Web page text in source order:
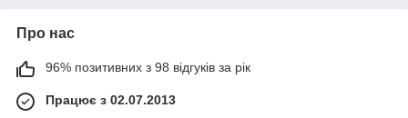
Про нас
96% позитивних з 98 відгуків за рік
Працює з 02.07.2013